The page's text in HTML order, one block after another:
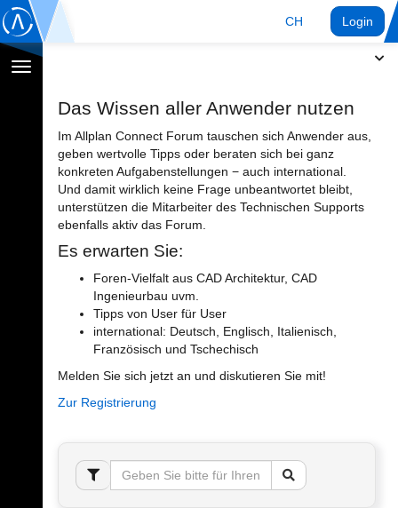
CH Login
Navigation
Das Wissen aller Anwender nutzen
Im Allplan Connect Forum tauschen sich Anwender aus,
geben wertvolle Tipps oder beraten sich bei ganz
konkreten Aufgabenstellungen − auch international.
Und damit wirklich keine Frage unbeantwortet bleibt,
unterstützen die Mitarbeiter des Technischen Supports
ebenfalls aktiv das Forum.
Es erwarten Sie:
Foren-Vielfalt aus CAD Architektur, CAD
Ingenieurbau uvm.
Tipps von User für User
international: Deutsch, Englisch, Italienisch,
Französisch und Tschechisch
Melden Sie sich jetzt an und diskutieren Sie mit!
Zur Registrierung